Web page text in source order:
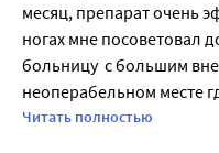
месяц, препарат очень
ногах мне посоветовал
больницу  с большим
неоперабельном месте
внизу голени где
Читать полностью